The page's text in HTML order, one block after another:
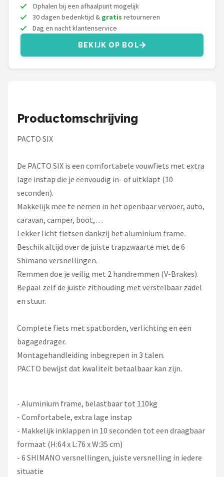
AXA
New Looxs
BBB Cycling
Alle merken →
Ophalen bij een afhaalpunt mogelijk
30 dagen bedenktijd & gratis retourneren
Dag en nacht klantenservice
BEKIJK OP BOL
Productomschrijving
PACTO SIX
De PACTO SIX is een comfortabele vouwfiets met extra
lage instap die je eenvoudig in- of uitklapt (10
seconden).
Makkelijk mee te nemen in het openbaar vervoer, auto,
caravan, camper, boot,…
Lekker licht fietsen dankzij het aluminium frame.
Beschik altijd over de juiste trapzwaarte met de 6
Shimano versnellingen.
Remmen doe je veilig met 2 handremmen (V-Brakes).
Bepaal zelf de juiste zithouding met verstelbaar zadel
en stuur.
Complete fiets met spatborden, verlichting en een
bagagedrager.
Montagehandleiding inbegrepen in 3 talen.
PACTO bewijst dat kwaliteit betaalbaar kan zijn.
- Aluminium frame, belastbaar tot 110kg
- Comfortabele, extra lage instap
- Makkelijk inklappen in 10 seconden tot een draagbaar
formaat (H:64 x L:76 x W:35 cm)
- 6 SHIMANO versnellingen, juiste versnelling in iedere
situatie